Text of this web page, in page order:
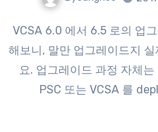
VCSA 6.0 에서 6.5 로의 업그레이드 후기입니다. 이게 직접
해보니, 말만 업그레이드지
요. 업그레이드 과정 자체
PSC 또는 VCSA 를